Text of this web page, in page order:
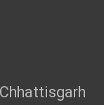
Chhattisgarh